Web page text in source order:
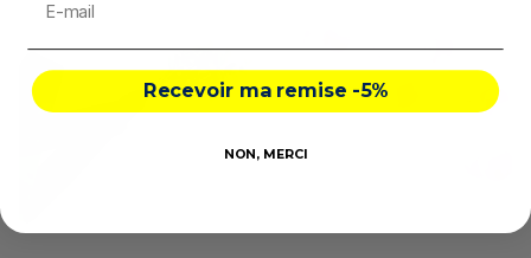
Recevoir ma remise -5%
NON, MERCI